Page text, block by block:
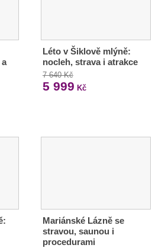
Léto v Šiklově mlýně:
nocleh, strava i atrakce
7 640 Kč
5 999 Kč
Mariánské Lázně se
stravou, saunou i
procedurami